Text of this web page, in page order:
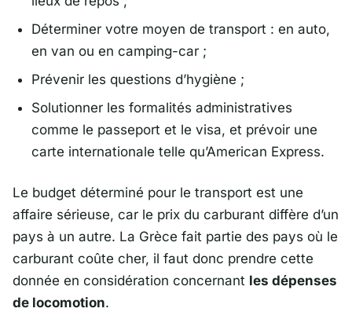
Déterminer votre moyen de transport : en auto,
en van ou en camping-car ;
Prévenir les questions d’hygiène ;
Solutionner les formalités administratives
comme le passeport et le visa, et prévoir une
carte internationale telle qu’American Express.
Le budget déterminé pour le transport est une
affaire sérieuse, car le prix du carburant diffère d’un
pays à un autre. La Grèce fait partie des pays où le
carburant coûte cher, il faut donc prendre cette
donnée en considération concernant les dépenses
de locomotion.